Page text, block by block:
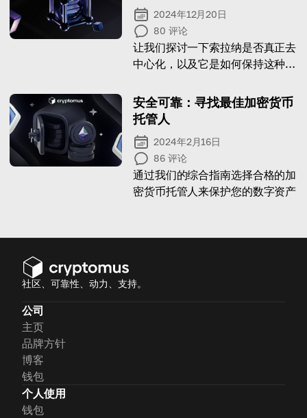
2024年12月20日
80 评论
让我们探讨一下索拉纳是否真正去
中心化，以及它是如何保持这种去
安全可靠：寻找最佳加密货币
托管人
2024年2月16日
86 评论
通过我们的综合指南选择合格的加
密货币托管人来保护您的数字资产
社区、可靠性、动力、支持。
公司
主页
品牌方针
博客
钱包
个人使用
钱包